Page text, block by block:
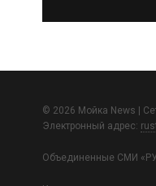
© 2026 Мойка News |
Электронный адрес:
Объединенные СМИ